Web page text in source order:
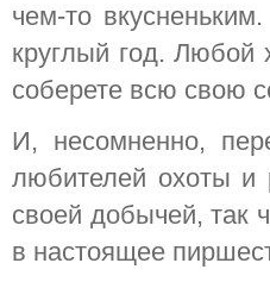
чем-то
круглый год. Любой
соберете всю свою
И, несомненно,
любителей охоты и
своей добычей, так
в настоящее